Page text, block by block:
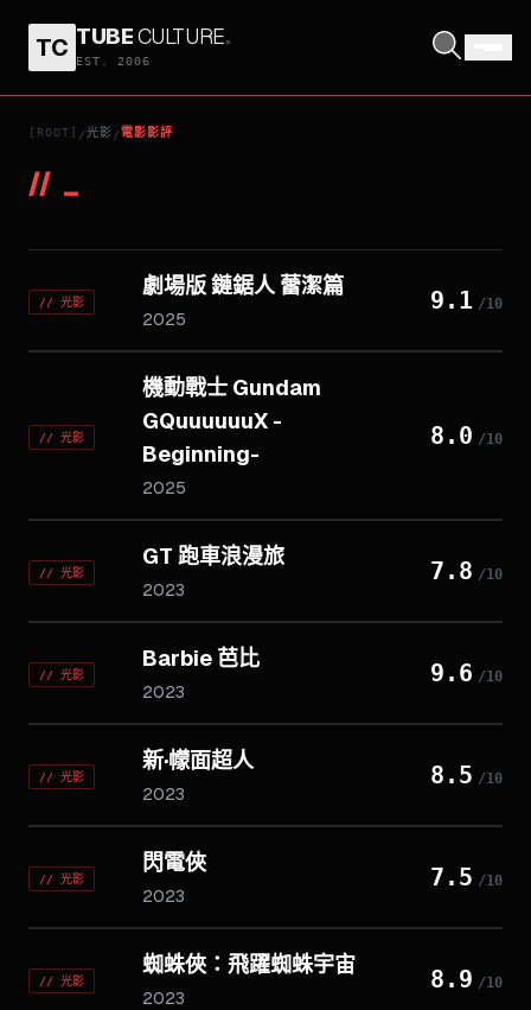
TC TUBECULTURE.
EST. 2006
[ROOT] /光影 /電影影評
// _
// 光影
劇場版 鏈鋸人 蕾潔篇
2025
9.1 /10
// 光影
機動戰士 Gundam
GQuuuuuuX -
Beginning-
2025
8.0 /10
// 光影
GT 跑車浪漫旅
2023
7.8 /10
// 光影
Barbie 芭比
2023
9.6 /10
// 光影
新·幪面超人
2023
8.5 /10
// 光影
閃電俠
2023
7.5 /10
// 光影
蜘蛛俠：飛躍蜘蛛宇宙
2023
8.9 /10